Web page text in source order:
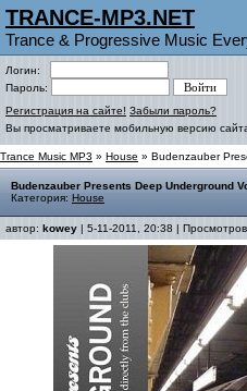
TRANCE-MP3.NET
Trance & Progressive Music
Логин:
Пароль:
Регистрация на сайте! Забыли пароль?
Вы просматриваете мобильную версию
Trance Music MP3 » House » Budenzauber
Budenzauber Presents Deep Underground
Категория: House
автор: kowey | 5-11-2011, 20:38 |